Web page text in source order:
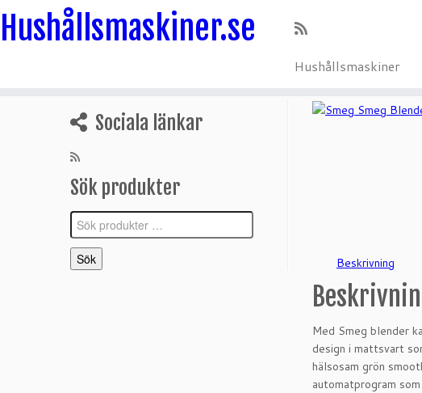
Hushållsmaskiner.se
Hushållsmaskiner
Sociala länkar
Sök produkter
Sök
efter:
Sök
Beskrivning
Med Smeg blender
design i mattsvart
hälsosam grön
automatprogram